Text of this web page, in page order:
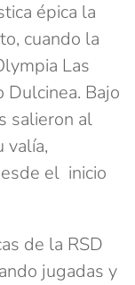
épica la
cuando la
Las
Dulcinea. Bajo
salieron al
valía,
el inicio
de la RSD
jugadas y